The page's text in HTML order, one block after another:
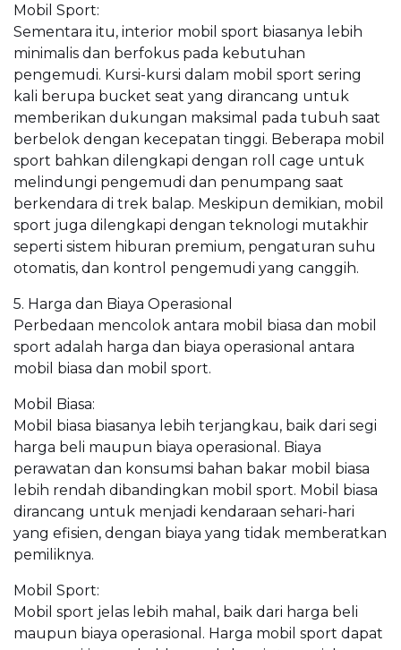
Mobil Sport:
Sementara itu, interior mobil sport biasanya lebih
minimalis dan berfokus pada kebutuhan
pengemudi. Kursi-kursi dalam mobil sport sering
kali berupa bucket seat yang dirancang untuk
memberikan dukungan maksimal pada tubuh saat
berbelok dengan kecepatan tinggi. Beberapa mobil
sport bahkan dilengkapi dengan roll cage untuk
melindungi pengemudi dan penumpang saat
berkendara di trek balap. Meskipun demikian, mobil
sport juga dilengkapi dengan teknologi mutakhir
seperti sistem hiburan premium, pengaturan suhu
otomatis, dan kontrol pengemudi yang canggih.
5. Harga dan Biaya Operasional
Perbedaan mencolok antara mobil biasa dan mobil
sport adalah harga dan biaya operasional antara
mobil biasa dan mobil sport.
Mobil Biasa:
Mobil biasa biasanya lebih terjangkau, baik dari segi
harga beli maupun biaya operasional. Biaya
perawatan dan konsumsi bahan bakar mobil biasa
lebih rendah dibandingkan mobil sport. Mobil biasa
dirancang untuk menjadi kendaraan sehari-hari
yang efisien, dengan biaya yang tidak memberatkan
pemiliknya.
Mobil Sport:
Mobil sport jelas lebih mahal, baik dari harga beli
maupun biaya operasional. Harga mobil sport dapat